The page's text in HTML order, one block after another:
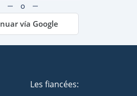
o
vía Google
Les fiancées: